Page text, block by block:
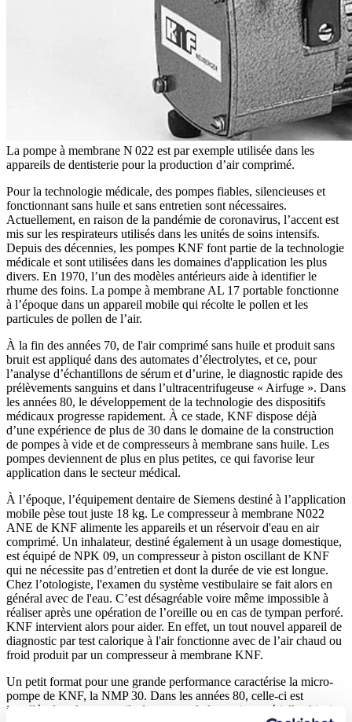
La pompe à membrane N 022 est par exemple utilisée dans les
appareils de dentisterie pour la production d’air comprimé.
Pour la technologie médicale, des pompes fiables, silencieuses et
fonctionnant sans huile et sans entretien sont nécessaires.
Actuellement, en raison de la pandémie de coronavirus, l’accent est
mis sur les respirateurs utilisés dans les unités de soins intensifs.
Depuis des décennies, les pompes KNF font partie de la technologie
médicale et sont utilisées dans les domaines d'application les plus
divers. En 1970, l’un des modèles antérieurs aide à identifier le
rhume des foins. La pompe à membrane AL 17 portable fonctionne
à l’époque dans un appareil mobile qui récolte le pollen et les
particules de pollen de l’air.
À la fin des années 70, de l'air comprimé sans huile et produit sans
bruit est appliqué dans des automates d’électrolytes, et ce, pour
l’analyse d’échantillons de sérum et d’urine, le diagnostic rapide des
prélèvements sanguins et dans l’ultracentrifugeuse « Airfuge ». Dans
les années 80, le développement de la technologie des dispositifs
médicaux progresse rapidement. À ce stade, KNF dispose déjà
d’une expérience de plus de 30 dans le domaine de la construction
de pompes à vide et de compresseurs à membrane sans huile. Les
pompes deviennent de plus en plus petites, ce qui favorise leur
application dans le secteur médical.
À l’époque, l’équipement dentaire de Siemens destiné à l’application
mobile pèse tout juste 18 kg. Le compresseur à membrane N022
ANE de KNF alimente les appareils et un réservoir d'eau en air
comprimé. Un inhalateur, destiné également à un usage domestique,
est équipé de NPK 09, un compresseur à piston oscillant de KNF
qui ne nécessite pas d’entretien et dont la durée de vie est longue.
Chez l’otologiste, l'examen du système vestibulaire se fait alors en
général avec de l'eau. C’est désagréable voire même impossible à
réaliser après une opération de l’oreille ou en cas de tympan perforé.
KNF intervient alors pour aider. En effet, un tout nouvel appareil de
diagnostic par test calorique à l'air fonctionne avec de l’air chaud ou
froid produit par un compresseur à membrane KNF.
Un petit format pour une grande performance caractérise la micro-
pompe de KNF, la NMP 30. Dans les années 80, celle-ci est
installée dans les appareils de mesure de la tension artérielle. Ainsi,